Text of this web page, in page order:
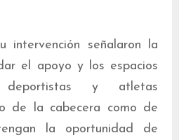
intervención señalaron la
el apoyo y los espacios
y atletas
de la cabecera como de
la oportunidad de